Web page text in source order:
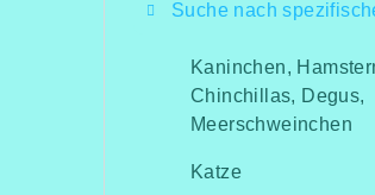
Suche nach
Kaninchen,
Chinchillas, Degus,
Meerschweinchen
Katze